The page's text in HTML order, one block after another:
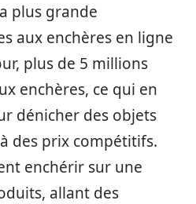
plus grande
aux enchères en ligne
plus de 5 millions
enchères, ce qui en
dénicher des objets
des prix compétitifs.
enchérir sur une
allant des